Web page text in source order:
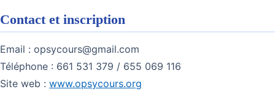
Contact et inscription
Email : opsycours@gmail.com
Téléphone : 661 531 379 / 655 069 116
Site web : www.opsycours.org